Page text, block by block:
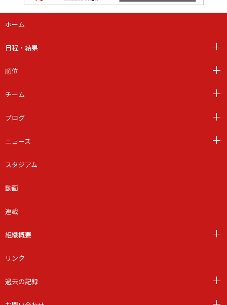
ホーム
日程・結果
順位
チーム
ブログ
ニュース
スタジアム
動画
連載
組織概要
リンク
過去の記録